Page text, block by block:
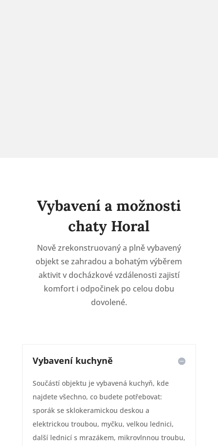
Vybavení a možnosti
chaty Horal
Nově zrekonstruovaný a plně vybavený
objekt se zahradou a bohatým výběrem
aktivit v docházkové vzdálenosti zajistí
komfort i odpočinek po celou dobu
dovolené.
Vybavení kuchyně
Součástí objektu je vybavená kuchyň, kde
najdete všechno, co budete potřebovat:
sporák se sklokeramickou deskou a
elektrickou troubou, myčku, velkou lednici,
další lednicí s mrazákem, mikrovlnnou troubu,